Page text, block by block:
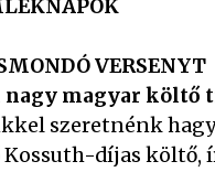
VERSENYT
nagy magyar költő
szeretnénk
díjas költő,